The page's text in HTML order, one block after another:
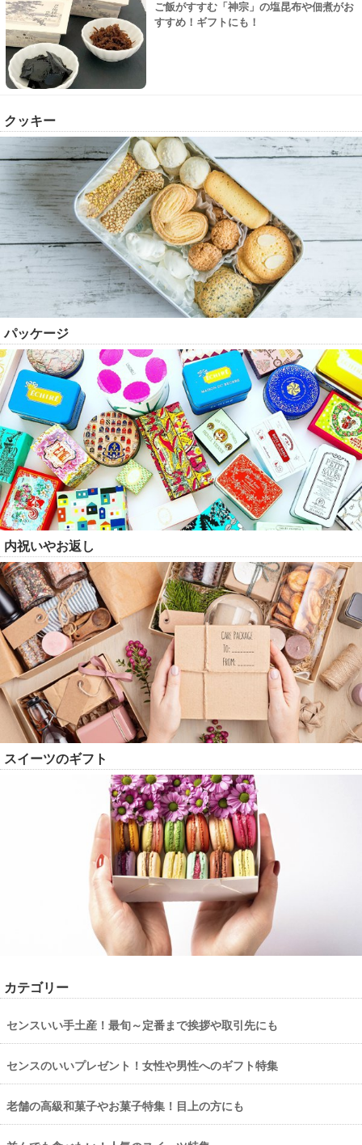
ご飯がすすむ「神宗」の塩昆布や佃煮がお
すすめ！ギフトにも！
クッキー
パッケージ
内祝いやお返し
スイーツのギフト
カテゴリー
センスいい手土産！最旬～定番まで挨拶や取引先にも
センスのいいプレゼント！女性や男性へのギフト特集
老舗の高級和菓子やお菓子特集！目上の方にも